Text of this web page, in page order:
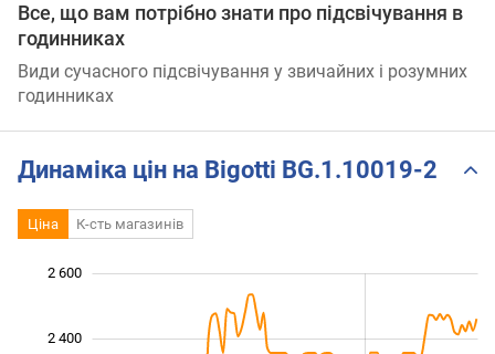
Все, що вам потрібно знати про підсвічування в
годинниках
Види сучасного підсвічування у звичайних і розумних
годинниках
Динаміка цін на Bigotti BG.1.10019-2
Ціна К-сть магазинів
2 400
2 600